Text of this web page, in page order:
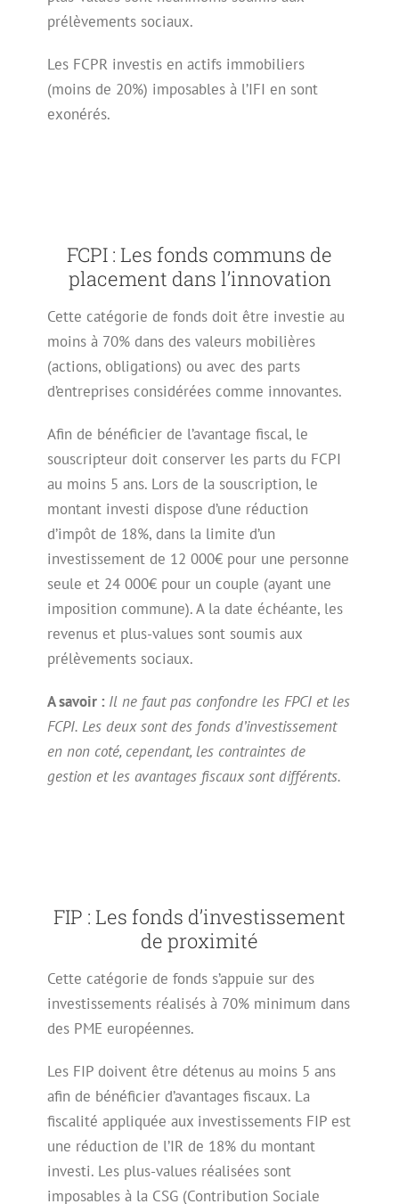
prélèvements sociaux.
Les FCPR investis en actifs immobiliers
(moins de 20%) imposables à l’IFI en sont
exonérés.
FCPI : Les fonds communs de
placement dans l’innovation
Cette catégorie de fonds doit être investie au
moins à 70% dans des valeurs mobilières
(actions, obligations) ou avec des parts
d’entreprises considérées comme innovantes.
Afin de bénéficier de l’avantage fiscal, le
souscripteur doit conserver les parts du FCPI
au moins 5 ans. Lors de la souscription, le
montant investi dispose d’une réduction
d’impôt de 18%, dans la limite d’un
investissement de 12 000€ pour une personne
seule et 24 000€ pour un couple (ayant une
imposition commune). A la date échéante, les
revenus et plus-values sont soumis aux
prélèvements sociaux.
A savoir : Il ne faut pas confondre les FPCI et les
FCPI. Les deux sont des fonds d’investissement
en non coté, cependant, les contraintes de
gestion et les avantages fiscaux sont différents.
FIP : Les fonds d’investissement
de proximité
Cette catégorie de fonds s’appuie sur des
investissements réalisés à 70% minimum dans
des PME européennes.
Les FIP doivent être détenus au moins 5 ans
afin de bénéficier d’avantages fiscaux. La
fiscalité appliquée aux investissements FIP est
une réduction de l’IR de 18% du montant
investi. Les plus-values réalisées sont
imposables à la CSG (Contribution Sociale